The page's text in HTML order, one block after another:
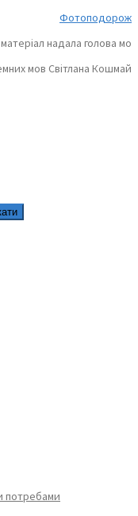
Фотоподорож
надала голова мо
мов Світлана Кошмай
потребами